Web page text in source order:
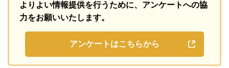
よりよい情報提供を行うために、 アンケートへの協
力をお願いいたします。
アンケートはこちらから